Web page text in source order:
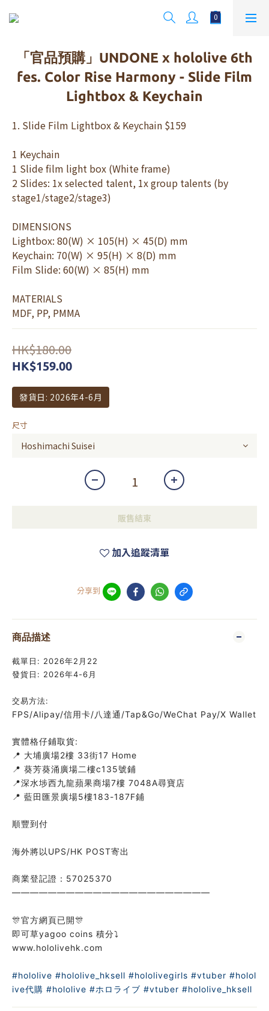
「官品預購」UNDONE x hololive 6th
fes. Color Rise Harmony - Slide Film
Lightbox & Keychain
1. Slide Film Lightbox & Keychain $159
1 Keychain
1 Slide film light box (White frame)
2 Slides: 1x selected talent, 1x group talents (by
stage1/stage2/stage3)
DIMENSIONS
Lightbox: 80(W) × 105(H) × 45(D) mm
Keychain: 70(W) × 95(H) × 8(D) mm
Film Slide: 60(W) × 85(H) mm
MATERIALS
MDF, PP, PMMA
HK$180.00
HK$159.00
發貨日: 2026年4-6月
尺寸
販售結束
加入追蹤清單
分享到
商品描述
截單日: 2026年2月22
發貨日: 2026年4-6月
交易方法:
FPS/Alipay/信用卡/八達通/Tap&Go/WeChat Pay/X Wallet
實體格仔鋪取貨:
📍 大埔廣場2樓 33街17 Home
📍 葵芳葵涌廣場二樓c135號鋪
📍深水埗西九龍蘋果商場7樓 7048A尋寶店
📍 藍田匯景廣場5樓183-187F鋪
順豐到付
海外將以UPS/HK POST寄出
商業登記證：57025370
——————————————————————
🎊官方網頁已開🎊
即可草yagoo coins 積分⤵️
www.hololivehk.com
#hololive #hololive_hksell #hololivegirls #vtuber #holol
ive代購 #hololive #ホロライブ #vtuber #hololive_hksell